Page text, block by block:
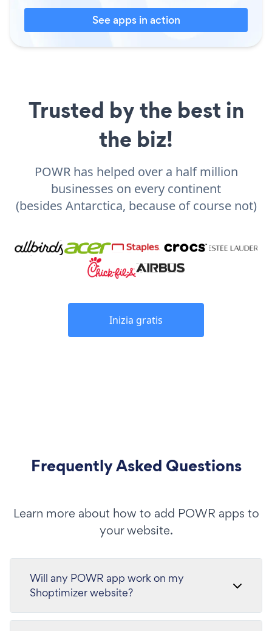
See apps in action
Trusted by the best in
the biz!
POWR has helped over a half million
businesses on every continent
(besides Antarctica, because of course not)
Inizia gratis
Frequently Asked Questions
Learn more about how to add POWR apps to
your website.
Will any POWR app work on my
Shoptimizer website?